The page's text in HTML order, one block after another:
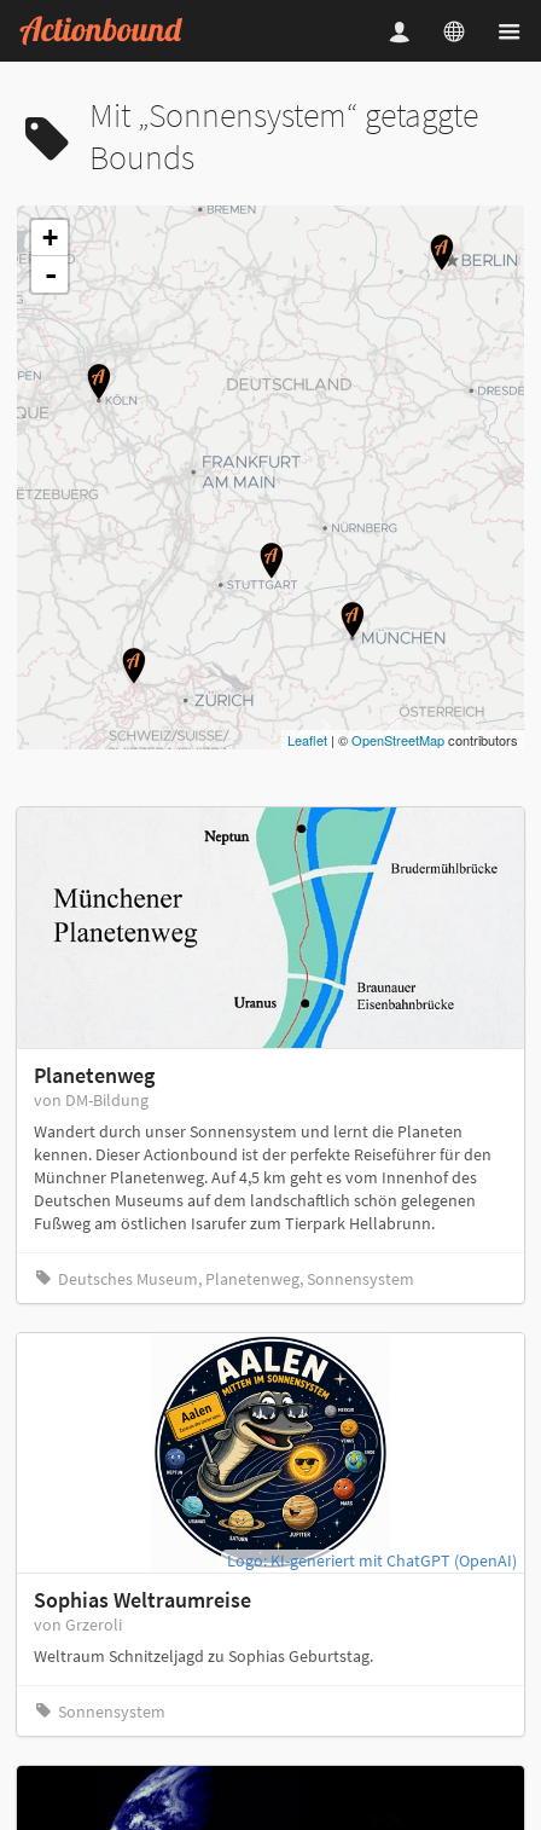
Mit „Sonnensystem“ getaggte
Bounds
+
-
Leaflet | ©OpenStreetMapcontributors
Planetenweg
von DM-Bildung
Wandert durch unser Sonnensystem und lernt die Planeten
kennen. Dieser Actionbound ist der perfekte Reiseführer für den
Münchner Planetenweg. Auf 4,5 km geht es vom Innenhof des
Deutschen Museums auf dem landschaftlich schön gelegenen
Fußweg am östlichen Isarufer zum Tierpark Hellabrunn.
Deutsches Museum, Planetenweg, Sonnensystem
Logo: KI-generiert mit ChatGPT (OpenAI)
Sophias Weltraumreise
von Grzeroli
Weltraum Schnitzeljagd zu Sophias Geburtstag.
Sonnensystem